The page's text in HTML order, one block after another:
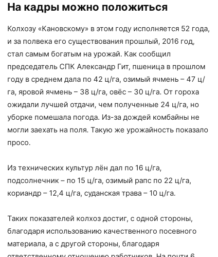
На кадры можно положиться
Колхозу «Кановскому» в этом году исполняется 52 года,
и за полвека его существования прошлый, 2016 год,
стал самым богатым на урожай. Как сообщил
председатель СПК Александр Гит, пшеница в прошлом
году в среднем дала по 42 ц/га, озимый ячмень – 47 ц/
га, яровой ячмень – 38 ц/га, овёс – 30 ц/га. От гороха
ожидали лучшей отдачи, чем полученные 24 ц/га, но
уборке помешала погода. Из-за дождей комбайны не
могли заехать на поля. Такую же урожайность показало
просо.
Из технических культур лён дал по 16 ц/га,
подсолнечник – по 15 ц/га, озимый рапс по 22 ц/га,
кориандр – 12,4 ц/га, суданская трава – 10 ц/га.
Таких показателей колхоз достиг, с одной стороны,
благодаря использованию качественного посевного
материала, а с другой стороны, благодаря